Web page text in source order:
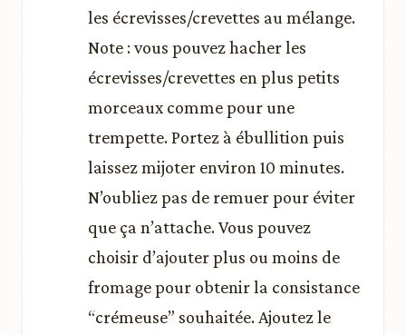
les écrevisses/crevettes au mélange.
Note : vous pouvez hacher les
écrevisses/crevettes en plus petits
morceaux comme pour une
trempette. Portez à ébullition puis
laissez mijoter environ 10 minutes.
N’oubliez pas de remuer pour éviter
que ça n’attache. Vous pouvez
choisir d’ajouter plus ou moins de
fromage pour obtenir la consistance
“crémeuse” souhaitée. Ajoutez le